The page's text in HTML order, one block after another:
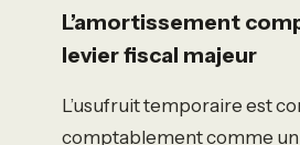
L’amortissement
levier fiscal majeur
L’usufruit temporaire est
comptablement comme